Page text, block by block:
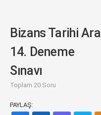
Bizans Tarihi Ara
14. Deneme
Sınavı
Toplam 20 Soru
PAYLAŞ: